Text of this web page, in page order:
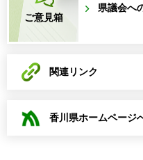
ご意見箱
県議会へ
関連リンク
香川県ホームページ